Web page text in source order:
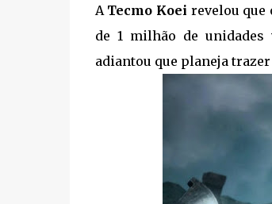
A Tecmo Koei revelou
de 1 milhão de unidades
adiantou que planeja